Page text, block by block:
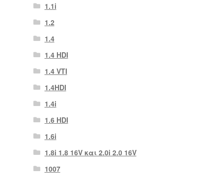
1.1i
1.2
1.4
1.4 HDI
1.4 VTI
1.4HDI
1.4i
1.6 HDI
1.6i
1.8i 1.8 16V και 2.0i 2.0 16V
1007